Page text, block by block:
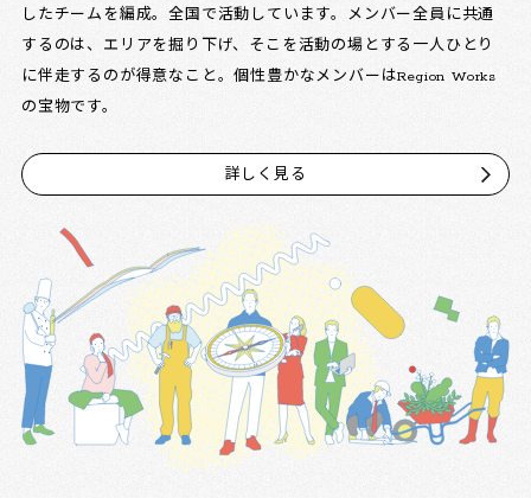
したチームを編成。全国で活動しています。メンバー全員に共通
するのは、エリアを掘り下げ、そこを活動の場とする一人ひとり
に伴走するのが得意なこと。個性豊かなメンバーはRegion Works
の宝物です。
詳しく見る